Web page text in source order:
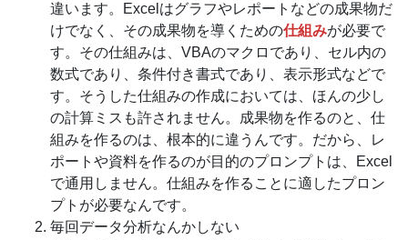
違います。Excelはグラフやレポートなどの成果物だ
けでなく、その成果物を導くための仕組みが必要で
す。その仕組みは、VBAのマクロであり、セル内の
数式であり、条件付き書式であり、表示形式などで
す。そうした仕組みの作成においては、ほんの少し
の計算ミスも許されません。成果物を作るのと、仕
組みを作るのは、根本的に違うんです。だから、レ
ポートや資料を作るのが目的のプロンプトは、Excel
で通用しません。仕組みを作ることに適したプロン
プトが必要なんです。
毎回データ分析なんかしない